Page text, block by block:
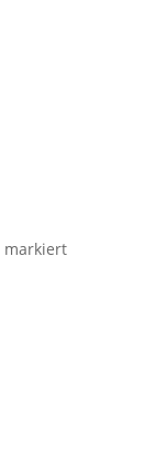
markiert